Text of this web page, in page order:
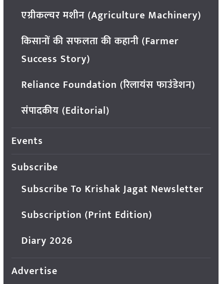
एग्रीकल्चर मशीन (Agriculture Machinery)
किसानों की सफलता की कहानी (Farmer
Success Story)
Reliance Foundation (रिलायंस फाउंडेशन)
संपादकीय (Editorial)
Events
Subscribe
Subscribe To Krishak Jagat Newsletter
Subscription (Print Edition)
Diary 2026
Advertise